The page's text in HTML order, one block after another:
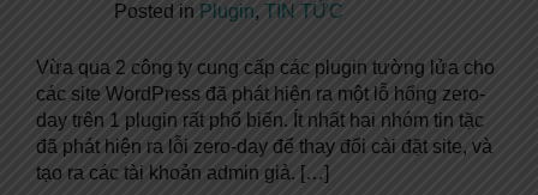
Posted in Plugin, TIN TỨC
Vừa qua 2 công ty cung cấp các plugin tường lửa cho
các site WordPress đã phát hiện ra một lỗ hổng zero-
day trên 1 plugin rất phổ biến. Ít nhất hai nhóm tin tặc
đã phát hiện ra lỗi zero-day để thay đổi cài đặt site, và
tạo ra các tài khoản admin giả. […]